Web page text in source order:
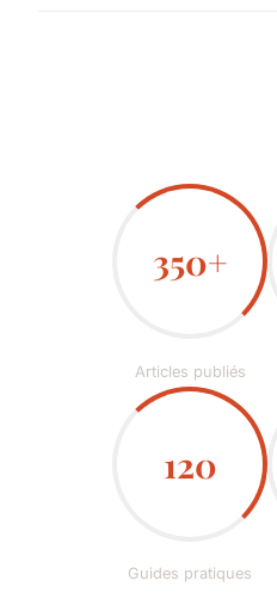
350+
Articles publiés
120
Guides pratiques